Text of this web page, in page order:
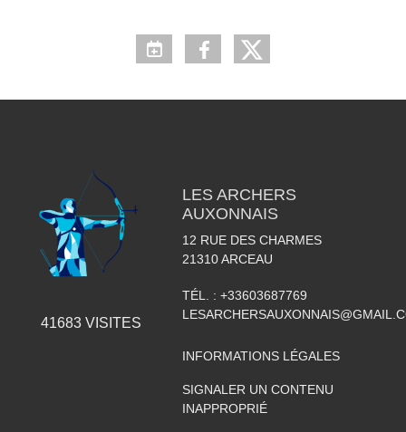
41683VISITES
LES ARCHERS
AUXONNAIS
12 RUE DES CHARMES
21310 ARCEAU
TÉL. : +33603687769
INFORMATIONS LÉGALES
SIGNALER UN CONTENU
INAPPROPRIÉ